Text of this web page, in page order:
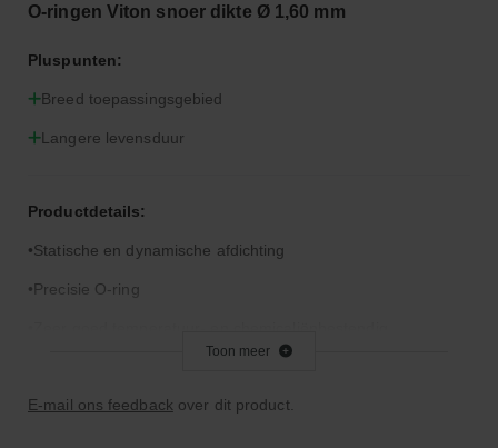
O-ringen Viton snoer dikte Ø 1,60 mm
Pluspunten:
Breed toepassingsgebied
Langere levensduur
Productdetails:
Statische en dynamische afdichting
Precisie O-ring
Let op: Viton is niet geschikt voor remvloeistof
Toon meer
E-mail ons feedback over dit product.